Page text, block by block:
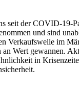
der COVID-19-
und sind
Verkaufswelle im
an Wert gewannen.
in